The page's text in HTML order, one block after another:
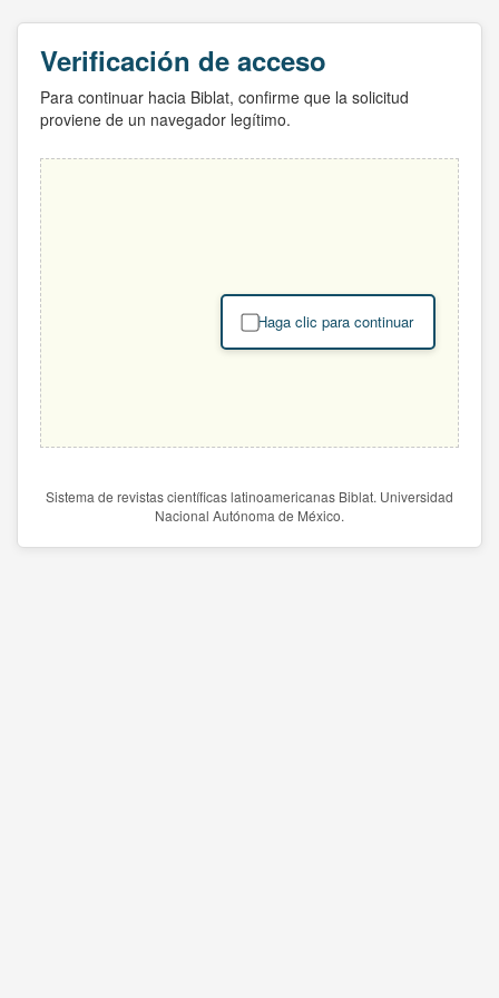
Verificación de acceso
Para continuar hacia Biblat, confirme que la solicitud
proviene de un navegador legítimo.
Haga clic para continuar
Sistema de revistas científicas latinoamericanas Biblat. Universidad
Nacional Autónoma de México.